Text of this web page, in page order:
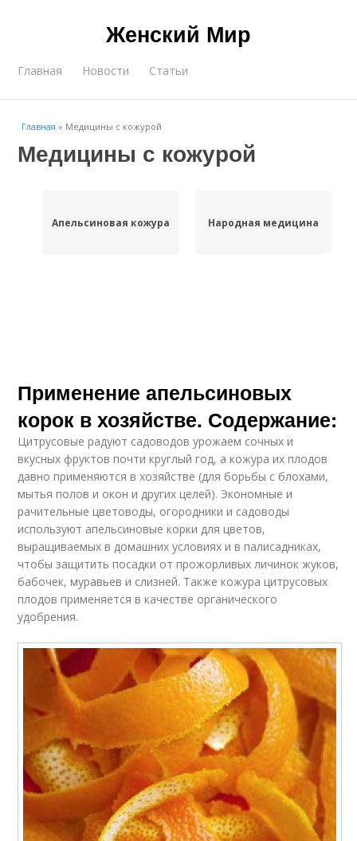
Женский Мир
Главная Новости Статьи
Главная » Медицины с кожурой
Медицины с кожурой
Апельсиновая кожура Народная медицина
Применение апельсиновых
корок в хозяйстве. Содержание:
Цитрусовые радуют садоводов урожаем сочных и
вкусных фруктов почти круглый год, а кожура их плодов
давно применяются в хозяйстве (для борьбы с блохами,
мытья полов и окон и других целей). Экономные и
рачительные цветоводы, огородники и садоводы
используют апельсиновые корки для цветов,
выращиваемых в домашних условиях и в палисадниках,
чтобы защитить посадки от прожорливых личинок жуков,
бабочек, муравьев и слизней. Также кожура цитрусовых
плодов применяется в качестве органического
удобрения.